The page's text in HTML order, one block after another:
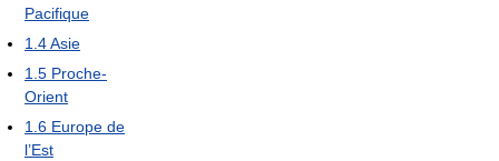
Pacifique
1.4Asie
1.5 Proche-
Orient
1.6 Europe de
l’Est